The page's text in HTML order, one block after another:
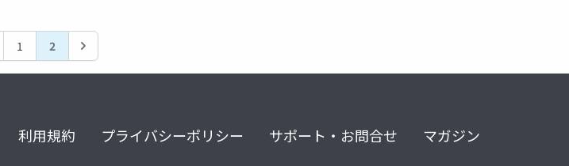
1 2
利用規約 プライバシーポリシー サポート・お問合せ マガジン